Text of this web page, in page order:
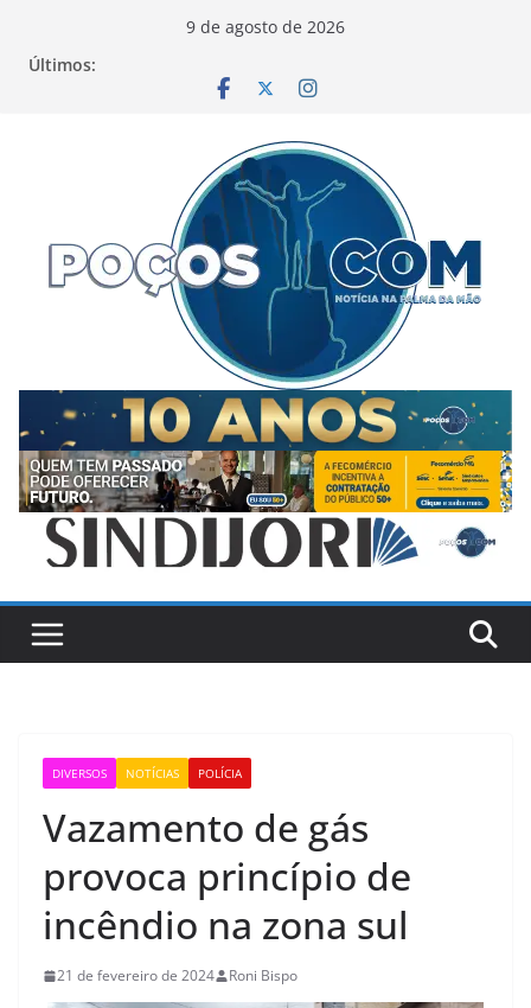
9 de agosto de 2026
Últimos:
DIVERSOS NOTÍCIAS POLÍCIA
Vazamento de gás
provoca princípio de
incêndio na zona sul
21 de fevereiro de 2024 Roni Bispo